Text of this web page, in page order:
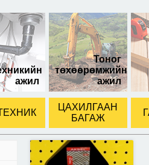
ажил
Тоног
төхөөрөмжийн
ажил
ЦАХИЛГААН
БАГАЖ
бундан ниви